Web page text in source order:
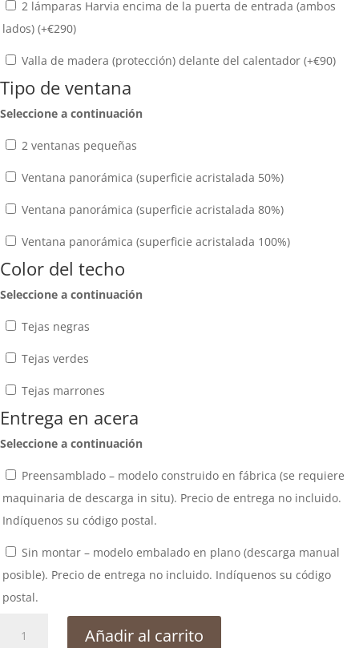
2 lámparas Harvia encima de la puerta de entrada (ambos
lados) (+€290)
Valla de madera (protección) delante del calentador (+€90)
Tipo de ventana
Seleccione a continuación
2 ventanas pequeñas
Ventana panorámica (superficie acristalada 50%)
Ventana panorámica (superficie acristalada 80%)
Ventana panorámica (superficie acristalada 100%)
Color del techo
Seleccione a continuación
Tejas negras
Tejas verdes
Tejas marrones
Entrega en acera
Seleccione a continuación
Preensamblado – modelo construido en fábrica (se requiere
maquinaria de descarga in situ). Precio de entrega no incluido.
Indíquenos su código postal.
Sin montar – modelo embalado en plano (descarga manual
posible). Precio de entrega no incluido. Indíquenos su código
postal.
Añadir al carrito